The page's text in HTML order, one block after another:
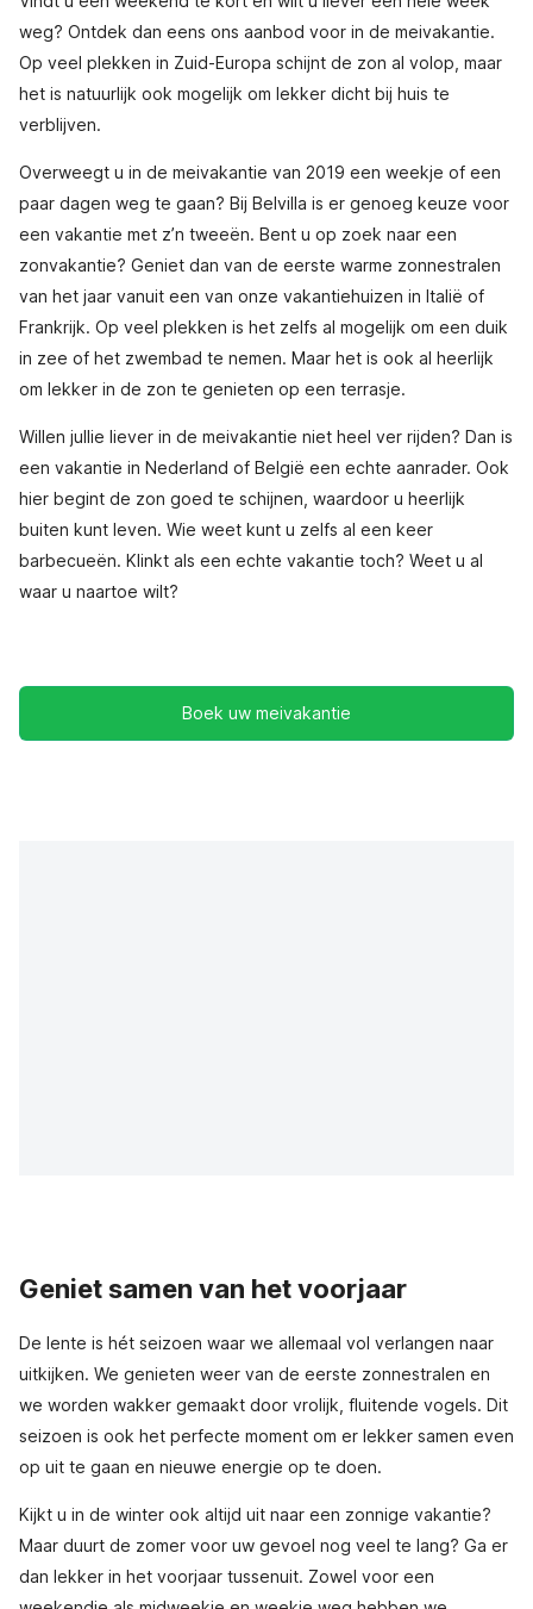
weg? Ontdek dan eens ons aanbod voor in de meivakantie.
Op veel plekken in Zuid-Europa schijnt de zon al volop, maar
het is natuurlijk ook mogelijk om lekker dicht bij huis te
verblijven.
Overweegt u in de meivakantie van 2019 een weekje of een
paar dagen weg te gaan? Bij Belvilla is er genoeg keuze voor
een vakantie met z’n tweeën. Bent u op zoek naar een
zonvakantie? Geniet dan van de eerste warme zonnestralen
van het jaar vanuit een van onze vakantiehuizen in Italië of
Frankrijk. Op veel plekken is het zelfs al mogelijk om een duik
in zee of het zwembad te nemen. Maar het is ook al heerlijk
om lekker in de zon te genieten op een terrasje.
Willen jullie liever in de meivakantie niet heel ver rijden? Dan is
een vakantie in Nederland of België een echte aanrader. Ook
hier begint de zon goed te schijnen, waardoor u heerlijk
buiten kunt leven. Wie weet kunt u zelfs al een keer
barbecueën. Klinkt als een echte vakantie toch? Weet u al
waar u naartoe wilt?
Boek uw meivakantie
Geniet samen van het voorjaar
De lente is hét seizoen waar we allemaal vol verlangen naar
uitkijken. We genieten weer van de eerste zonnestralen en
we worden wakker gemaakt door vrolijk, fluitende vogels. Dit
seizoen is ook het perfecte moment om er lekker samen even
op uit te gaan en nieuwe energie op te doen.
Kijkt u in de winter ook altijd uit naar een zonnige vakantie?
Maar duurt de zomer voor uw gevoel nog veel te lang? Ga er
dan lekker in het voorjaar tussenuit. Zowel voor een